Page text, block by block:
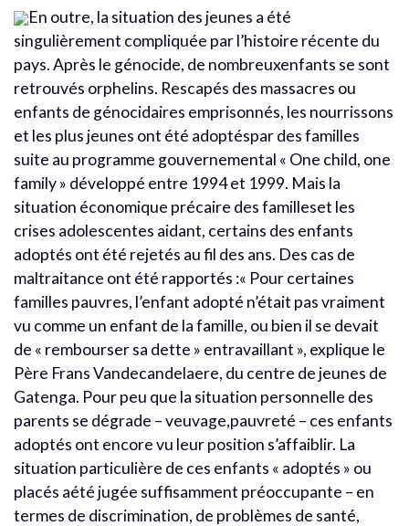
En outre, la situation des jeunes a été
singulièrement compliquée par l’histoire récente du
pays. Après le génocide, de nombreuxenfants se sont
retrouvés orphelins. Rescapés des massacres ou
enfants de génocidaires emprisonnés, les nourrissons
et les plus jeunes ont été adoptéspar des familles
suite au programme gouvernemental « One child, one
family » développé entre 1994 et 1999. Mais la
situation économique précaire des familleset les
crises adolescentes aidant, certains des enfants
adoptés ont été rejetés au fil des ans. Des cas de
maltraitance ont été rapportés :« Pour certaines
familles pauvres, l’enfant adopté n’était pas vraiment
vu comme un enfant de la famille, ou bien il se devait
de « rembourser sa dette » entravaillant », explique le
Père Frans Vandecandelaere, du centre de jeunes de
Gatenga. Pour peu que la situation personnelle des
parents se dégrade – veuvage,pauvreté – ces enfants
adoptés ont encore vu leur position s’affaiblir. La
situation particulière de ces enfants « adoptés » ou
placés aété jugée suffisamment préoccupante – en
termes de discrimination, de problèmes de santé,